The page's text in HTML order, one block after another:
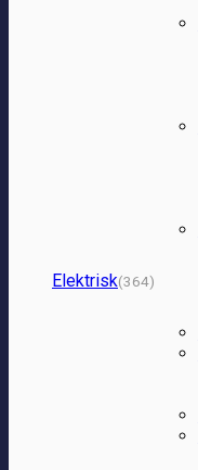
Elektrisk(364)